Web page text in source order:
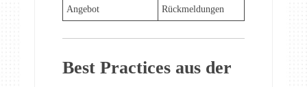
Angebot
Rückmeldungen
Best Practices aus der